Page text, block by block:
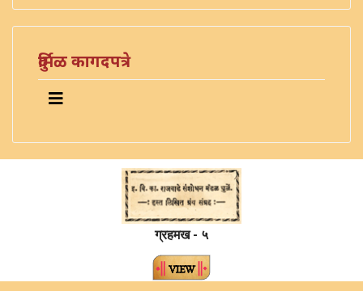
दुर्मिळ कागदपत्रे
ग्रहमख - ५